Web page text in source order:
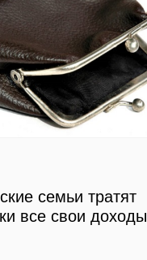
семьи тратят
все свои доходы